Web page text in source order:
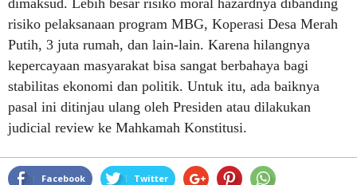
dimaksud. Lebih besar risiko moral hazardnya dibanding
risiko pelaksanaan program MBG, Koperasi Desa Merah
Putih, 3 juta rumah, dan lain-lain. Karena hilangnya
kepercayaan masyarakat bisa sangat berbahaya bagi
stabilitas ekonomi dan politik. Untuk itu, ada baiknya
pasal ini ditinjau ulang oleh Presiden atau dilakukan
judicial review ke Mahkamah Konstitusi.
Facebook Twitter